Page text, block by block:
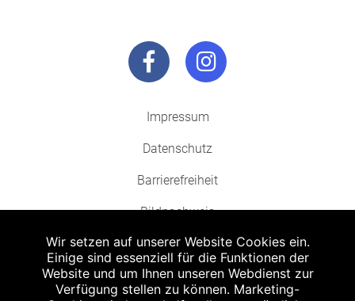
Impressum
Datenschutz
Barrierefreiheit
Bildnachweis
Wir setzen auf unserer Website Cookies ein.
Einige sind essenziell für die Funktionen der
Website und um Ihnen unseren Webdienst zur
Verfügung stellen zu können. Marketing-